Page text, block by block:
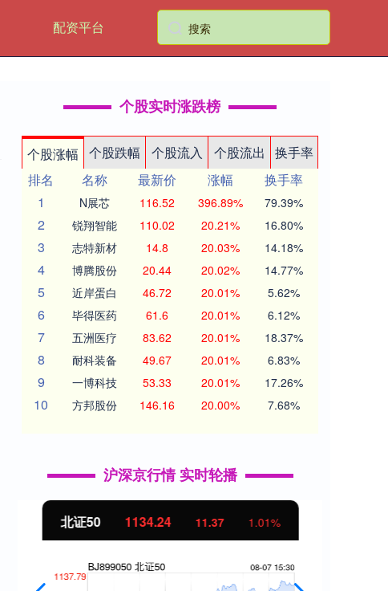
配资平台
个股实时涨跌榜
个股涨幅 个股跌幅 个股流入 个股流出
换手率
排名
名称 最新价 涨幅
换手率
1
N展芯 116.52 396.89% 79.39%
2 锐翔智能 110.02 20.21% 16.80%
3 志特新材 14.8 20.03% 14.18%
4 博腾股份 20.44 20.02% 14.77%
5 近岸蛋白 46.72 20.01% 5.62%
6 毕得医药 61.6 20.01% 6.12%
7 五洲医疗 83.62 20.01% 18.37%
8 耐科装备 49.67 20.01% 6.83%
9 一博科技 53.33 20.01% 17.26%
10 方邦股份 146.16 20.00% 7.68%
沪深京行情 实时轮播
北证50 1134.24 11.37 1.01%